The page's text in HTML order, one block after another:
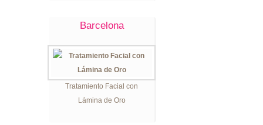
Barcelona
Tratamiento Facial con
Lámina de Oro